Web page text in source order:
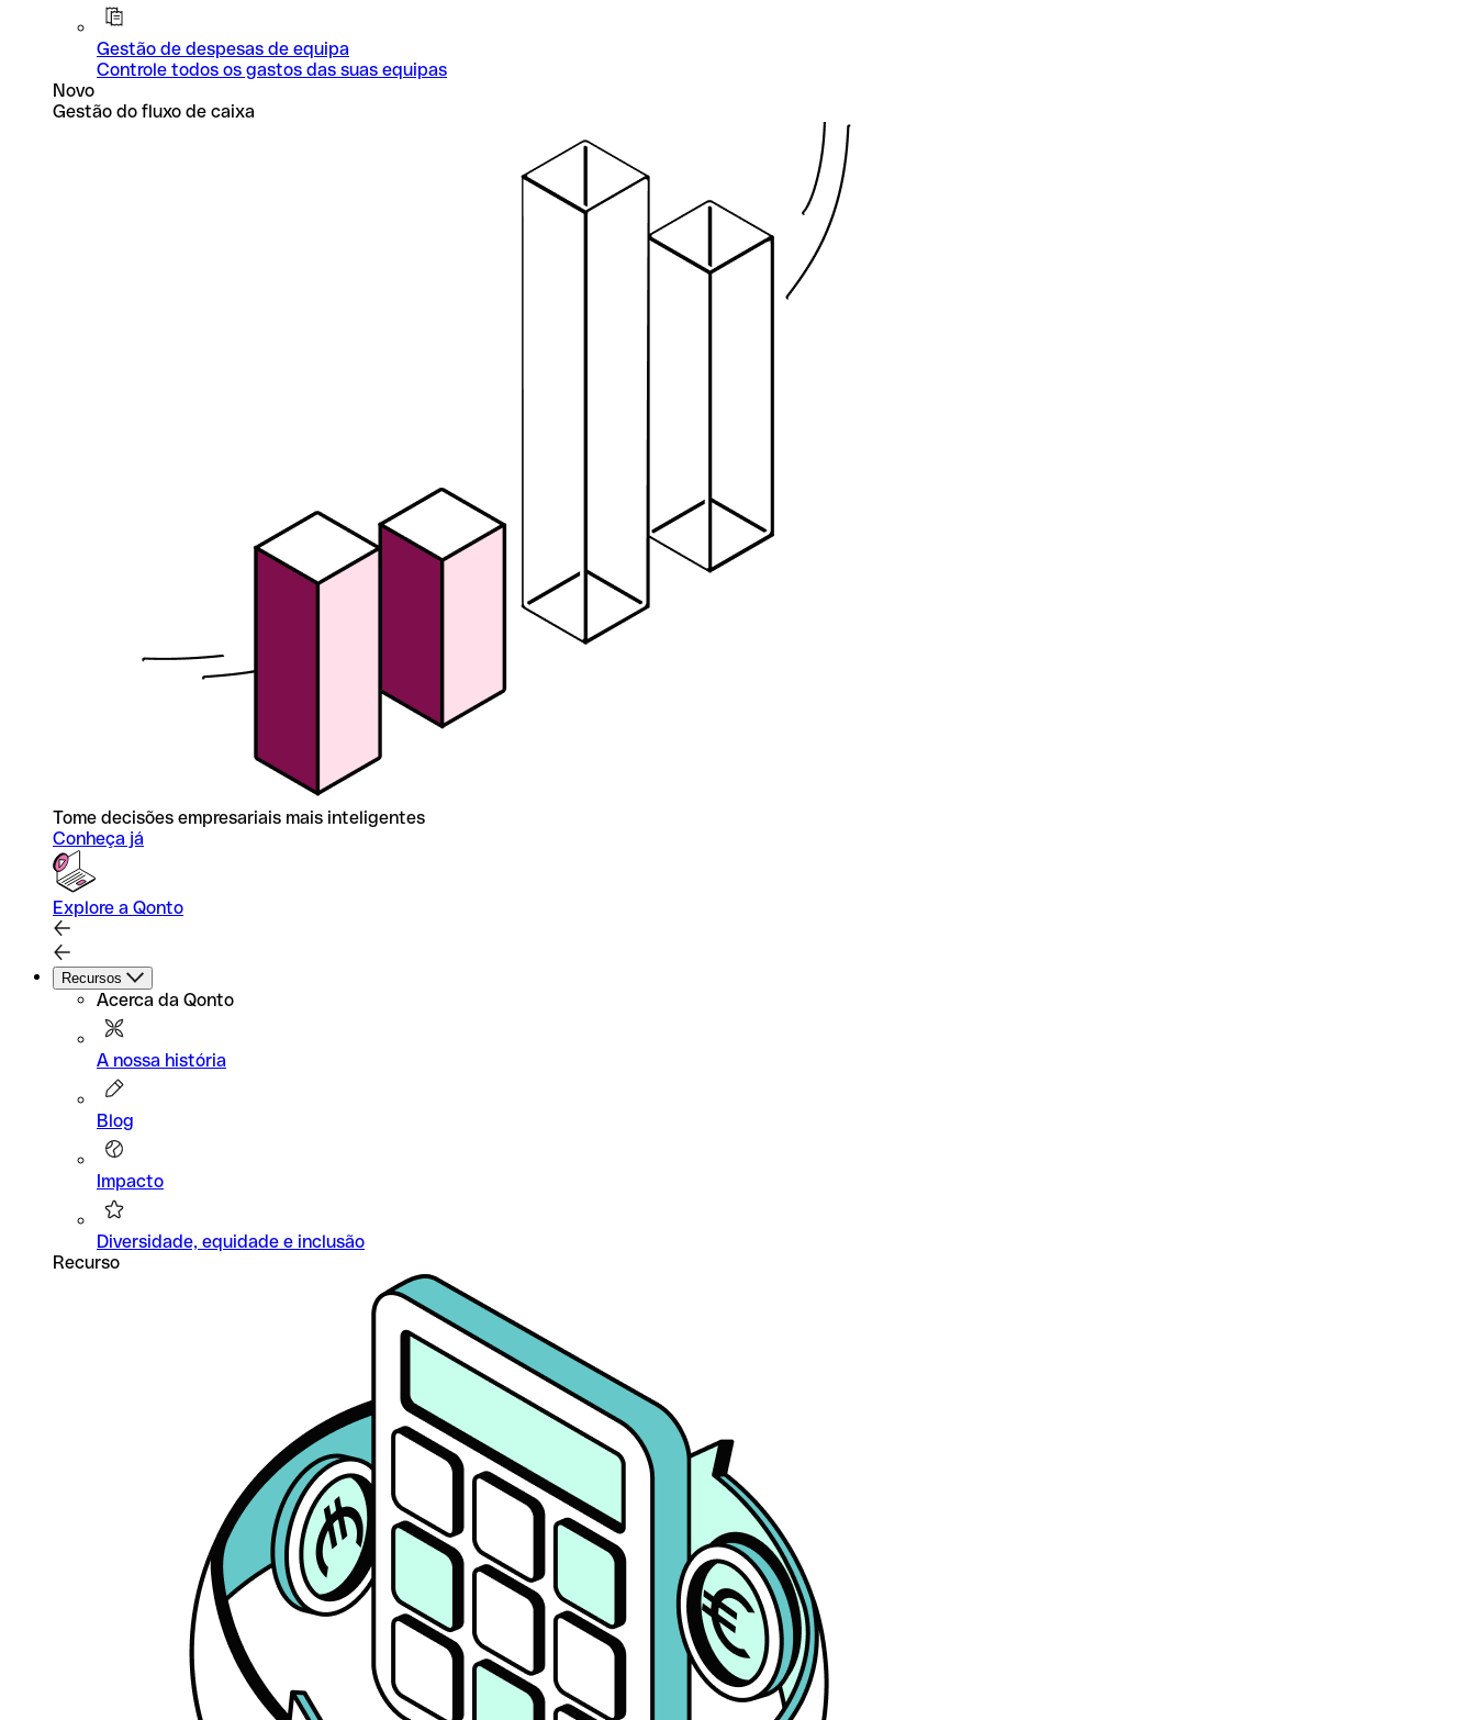
Gestão de despesas de equipa
Controle todos os gastos das suas equipas
Novo
Gestão do fluxo de caixa
Tome decisões empresariais mais inteligentes
Conheça já
Explore a Qonto
Recursos
Acerca da Qonto
A nossa história
Blog
Impacto
Diversidade, equidade e inclusão
Recurso